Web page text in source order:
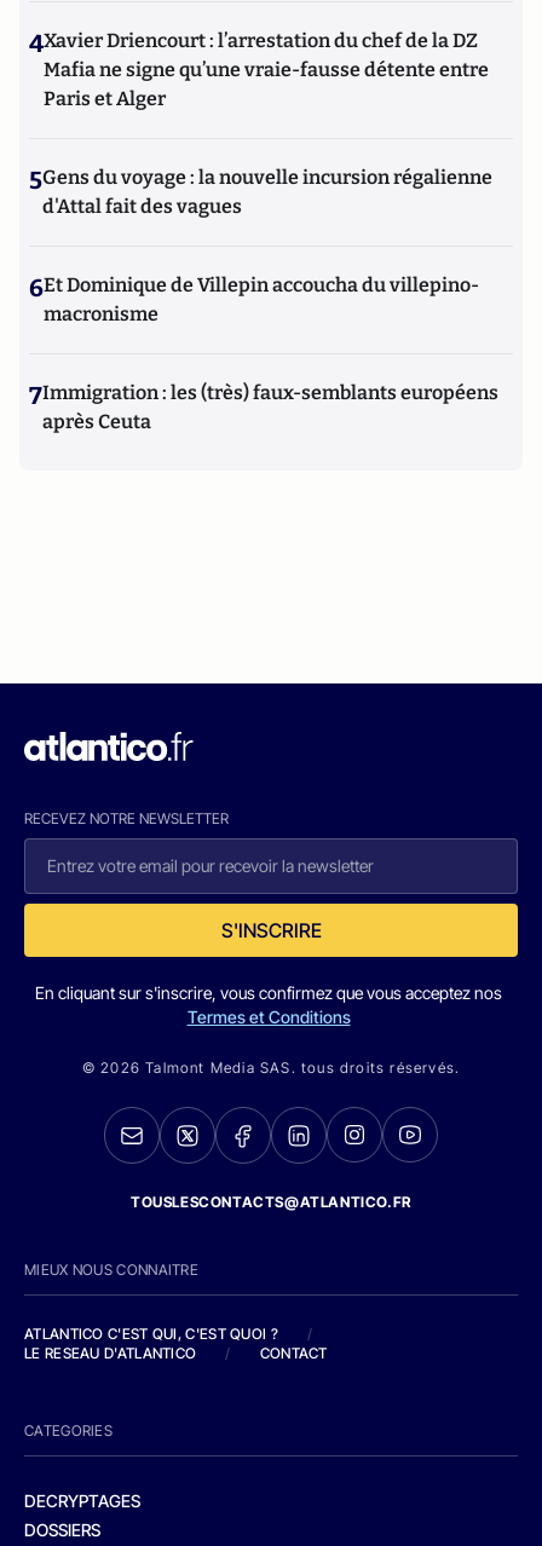
4Xavier Driencourt : l’arrestation du chef de la DZ
Mafia ne signe qu’une vraie-fausse détente entre
Paris et Alger
5Gens du voyage : la nouvelle incursion régalienne
d'Attal fait des vagues
6Et Dominique de Villepin accoucha du villepino-
macronisme
7Immigration : les (très) faux-semblants européens
après Ceuta
RECEVEZ NOTRE NEWSLETTER
S'INSCRIRE
En cliquant sur s'inscrire, vous confirmez que vous acceptez nos
Termes et Conditions
© 2026 Talmont Media SAS. tous droits réservés.
TOUSLESCONTACTS@ATLANTICO.FR
MIEUX NOUS CONNAITRE
ATLANTICO C'EST QUI, C'EST QUOI ?
/
LE RESEAU D'ATLANTICO
/ CONTACT
CATEGORIES
DECRYPTAGES
DOSSIERS